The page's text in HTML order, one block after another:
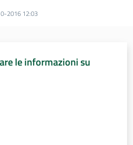
2016 12:03
le informazioni su